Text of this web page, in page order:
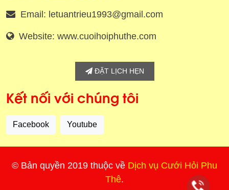
Email: letuantrieu1993@gmail.com
Website: www.cuoihoiphuthe.com
ĐẶT LỊCH HẸN
Kết nối với chúng tôi
Facebook Youtube
© Bản quyền 2019 thuộc về Dịch vụ Cưới Hỏi Phu
Thê.